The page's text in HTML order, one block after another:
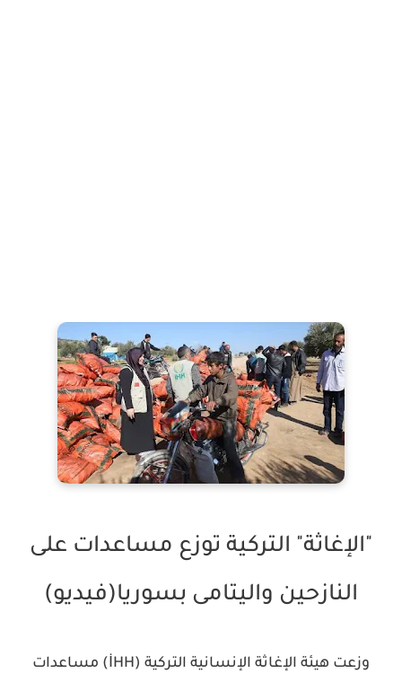
"الإغاثة" التركية توزع مساعدات على
النازحين واليتامى بسوريا(فيديو)
وزعت هيئة الإغاثة الإنسانية التركية (İHH) مساعدات